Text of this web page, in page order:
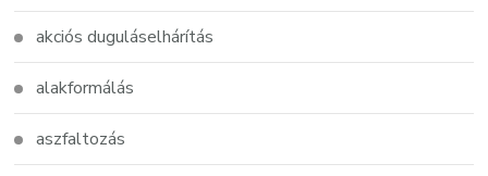
akciós duguláselhárítás
alakformálás
aszfaltozás